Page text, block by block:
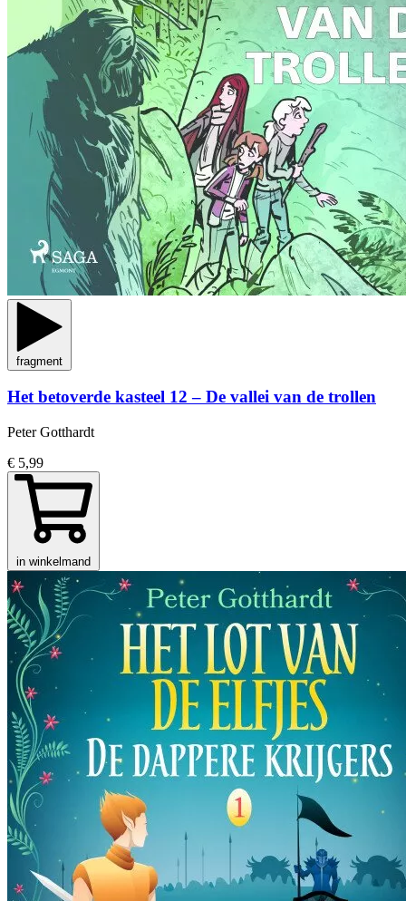
fragment
Het betoverde kasteel 12 – De vallei van de trollen
Peter Gotthardt
€ 5,99
in winkelmand